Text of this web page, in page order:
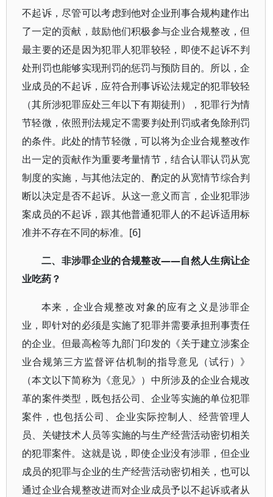
不起诉，尽管可以考虑到他对企业刑事合规构建作出
了一定的贡献，鼓励他们积极参与企业合规整改，但
最主要的还是因为犯罪人犯罪较轻，即使不起诉不判
处刑罚也能够实现刑罚的惩罚与预防目的。所以，企
业成员的不起诉，应符合刑事诉讼法规定的犯罪较轻
（其所涉犯罪应处三年以下有期徒刑），犯罪行为情
节轻微，依照刑法规定不需要判处刑罚或者免除刑罚
的条件。此处的情节轻微，可以将为企业合规整改作
出一定的贡献作为重要考量情节，结合认罪认罚从宽
制度的实施，与其他法定的、酌定的从宽情节综合判
断以决定是否不起诉。从这一意义而言，企业犯罪涉
案成员的不起诉，跟其他普通犯罪人的不起诉适用标
准并不存在不同的标准。[6]
二、非涉罪企业的合规整改——自然人生病让企
业吃药？
本来，企业合规整改对象的应有之义是涉罪企
业，即针对的必须是实施了犯罪并需要承担刑事责任
的企业。但最高检等九部门印发的《关于建立涉案企
业合规第三方监督评估机制的指导意见（试行）》
（本文以下简称为《意见》）中所涉及的企业合规改
革的案件类型，既包括公司、企业等实施的单位犯罪
案件，也包括公司、企业实际控制人、经营管理人
员、关键技术人员等实施的与生产经营活动密切相关
的犯罪案件。这就是说，即使企业没有涉罪，但企业
成员的犯罪与企业的生产经营活动密切相关，也可以
通过企业合规整改进而对企业成员予以不起诉或者从